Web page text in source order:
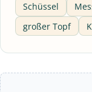
Schüssel
großer Topf